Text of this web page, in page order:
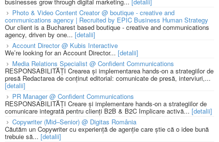
Photo & Video Content Creator @ boutique - creative and
communications agency | Recruited by EPIC Business Human Strategy
Our client is a Bucharest based boutique - creative and communications
agency, driven by one... [detalii]
Account Director @ Kubis Interactive
We’re looking for an Account Director... [detalii]
Media Relations Specialist @ Confident Communications
RESPONSABILITĂȚI Crearea și implementarea hands-on a strategiilor de
presă Redactarea de conținut editorial: comunicate de presă, interviuri,...
[detalii]
PR Manager @ Confident Communications
RESPONSABILITĂȚI Creare și implementare hands-on a strategiilor de
comunicare integrată pentru clienți B2B & B2C Implicare activă... [detalii]
Copywriter (Mid–Senior) @ Digitas România
Căutăm un Copywriter cu experiență de agenție care știe că o idee bună
trebuie să... [detalii]